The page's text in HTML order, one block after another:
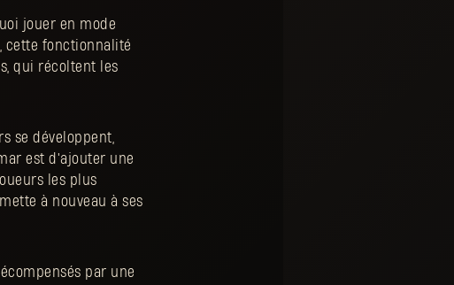
jouer en mode
cette fonctionnalité
qui récoltent les
se développent,
est d'ajouter une
les plus
à nouveau à ses
par une